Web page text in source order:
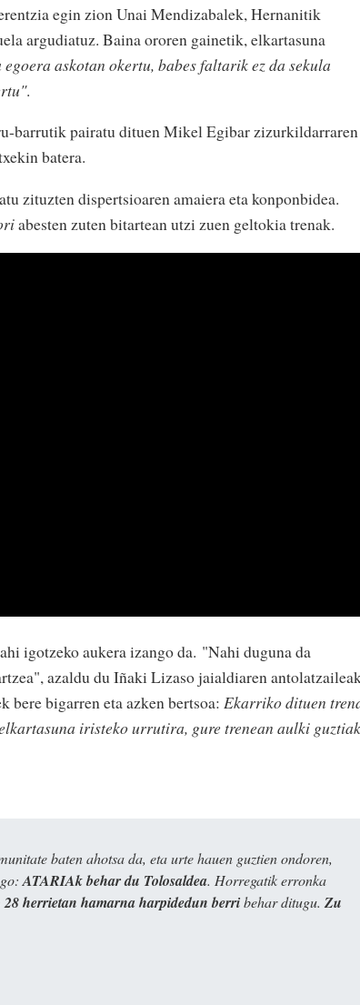
egin zion Unai Mendizabalek, Hernanitik
argudiatuz. Baina ororen gainetik, elkartasuna
egoera askotan okertu, babes faltarik ez da sekula
.
barrutik pairatu dituen Mikel Egibar zizurkildarraren
batera.
zituzten dispertsioaren amaiera eta konponbidea.
abesten zuten bitartean utzi zuen geltokia trenak.
igotzeko aukera izango da. "Nahi duguna da
azaldu du Iñaki Lizaso jaialdiaren
bere bigarren eta azken bertsoa: Ekarriko dituen
iristeko urrutira, gure trenean aulki guztiak
baten ahotsa da, eta urte hauen guztien ondoren,
ATARIAk behar du Tolosaldea. Horregatik erronka
28 herrietan hamarna harpidedun berribehar ditugu. Zu